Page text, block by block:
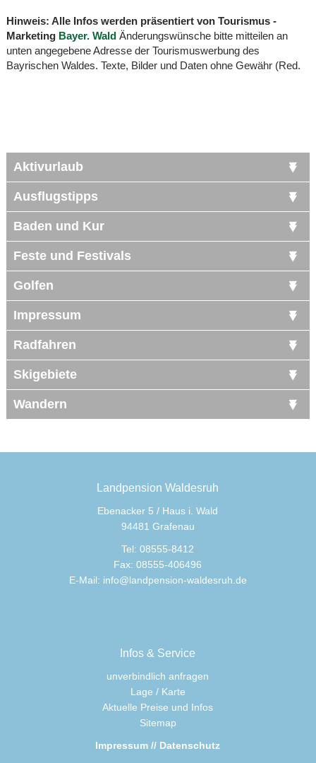
Hinweis: Alle Infos werden präsentiert von Tourismus -
Marketing Bayer. WaldÄnderungswünsche bitte mitteilen an
unten angegebene Adresse der Tourismuswerbung des
Bayrischen Waldes. Texte, Bilder und Daten ohne Gewähr (Red.
Aktivurlaub
Ausflugstipps
Baden und Kur
Feste und Festivals
Golfen
Impressum
Radfahren
Skigebiete
Wandern
Landpension Waldesruh
Ebenacker 5 / Haus i. Wald
94481 Grafenau
Tel: 08555-8412
Fax: 08555-406496
E-Mail: info@landpension-waldesruh.de
Infos & Service
unverbindlich anfragen
Lage / Karte
Aktuelle Preise und Infos
Sitemap
Impressum // Datenschutz